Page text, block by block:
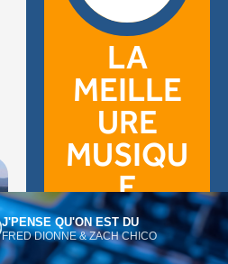
J'PENSE QU'ON EST DU
FRED DIONNE & ZACH CHICO